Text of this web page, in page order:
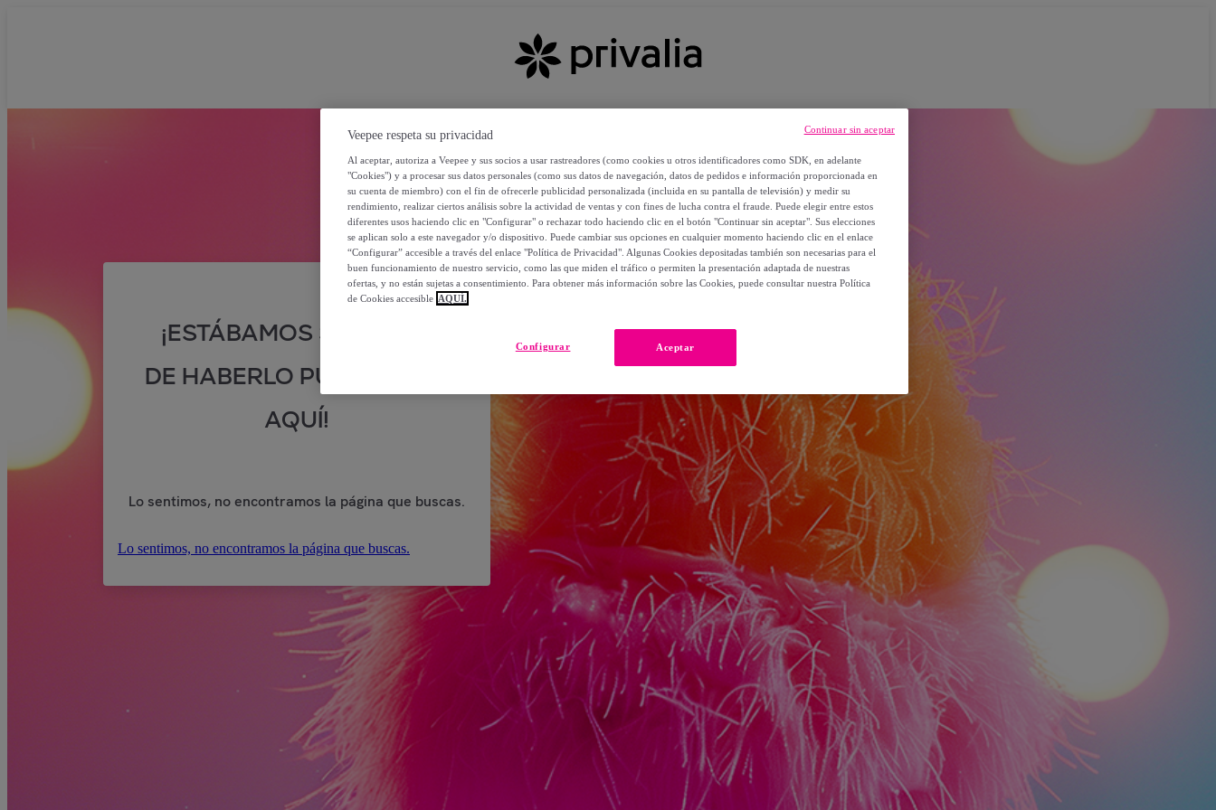
¡ESTÁBAMOS SEGUROS
DE HABERLO PUESTO POR
AQUÍ!
Lo sentimos, no encontramos la página que buscas.
Lo sentimos, no encontramos la página que buscas.
Veepee respeta su privacidad
Al aceptar, autoriza a Veepee y sus socios a usar rastreadores (como cookies u otros identificadores como SDK, en adelante
"Cookies") y a procesar sus datos personales (como sus datos de navegación, datos de pedidos e información proporcionada en
su cuenta de miembro) con el fin de ofrecerle publicidad personalizada (incluida en su pantalla de televisión) y medir su
rendimiento, realizar ciertos análisis sobre la actividad de ventas y con fines de lucha contra el fraude. Puede elegir entre estos
diferentes usos haciendo clic en "Configurar" o rechazar todo haciendo clic en el botón "Continuar sin aceptar". Sus elecciones
se aplican solo a este navegador y/o dispositivo. Puede cambiar sus opciones en cualquier momento haciendo clic en el enlace
“Configurar” accesible a través del enlace "Política de Privacidad". Algunas Cookies depositadas también son necesarias para el
buen funcionamiento de nuestro servicio, como las que miden el tráfico o permiten la presentación adaptada de nuestras
ofertas, y no están sujetas a consentimiento. Para obtener más información sobre las Cookies, puede consultar nuestra Política
de Cookies accesible AQUÍ.
Aceptar
Configurar
Continuar sin aceptar